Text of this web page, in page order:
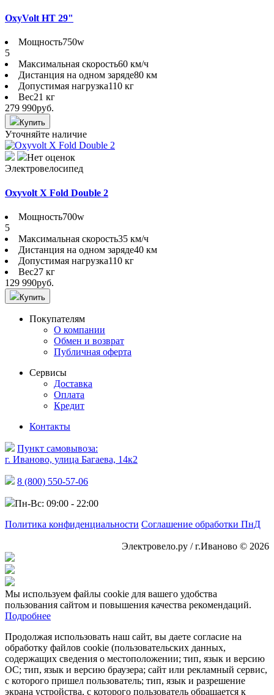
OxyVolt HT 29"
Мощность750w
5
Максимальная скорость60 км/ч
Дистанция на одном заряде80 км
Допустимая нагрузка110 кг
Вес21 кг
279 990руб.
Купить
Уточняйте наличие
Нет оценок
Электровелосипед
Oxyvolt X Fold Double 2
Мощность700w
5
Максимальная скорость35 км/ч
Дистанция на одном заряде40 км
Допустимая нагрузка110 кг
Вес27 кг
129 990руб.
Купить
Покупателям
О компании
Обмен и возврат
Публичная оферта
Сервисы
Доставка
Оплата
Кредит
Контакты
Пункт самовывоза:
г. Иваново, улица Багаева, 14к2
8 (800) 550-57-06
Пн-Вс: 09:00 - 22:00
Политика конфиденциальности Соглашение обработки ПнД
Электровело.ру / г.Иваново © 2026
Мы используем файлы cookie для вашего удобства
пользования сайтом и повышения качества рекомендаций.
Подробнее
Продолжая использовать наш сайт, вы даете согласие на
обработку файлов cookie (пользовательских данных,
содержащих сведения о местоположении; тип, язык и версию
ОС; тип, язык и версию браузера; сайт или рекламный сервис,
с которого пришел пользователь; тип, язык и разрешение
экрана устройства, с которого пользователь обращается к